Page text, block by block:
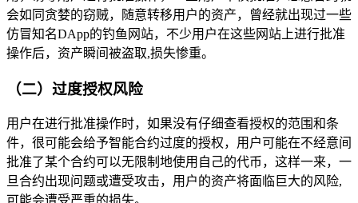
会如同贪婪的窃贼，随意转移用户的资产，曾经就出现过一些
仿冒知名DApp的钓鱼网站，不少用户在这些网站上进行批准
操作后，资产瞬间被盗取,损失惨重。
（二）过度授权风险
用户在进行批准操作时，如果没有仔细查看授权的范围和条
件，很可能会给予智能合约过度的授权，用户可能在不经意间
批准了某个合约可以无限制地使用自己的代币，这样一来，一
旦合约出现问题或遭受攻击，用户的资产将面临巨大的风险,